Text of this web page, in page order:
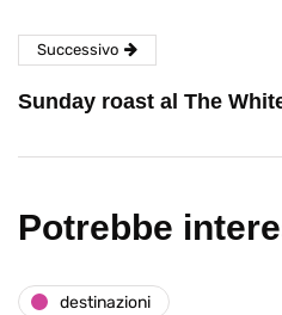
Successivo
Sunday roast al The
Potrebbe
destinazioni